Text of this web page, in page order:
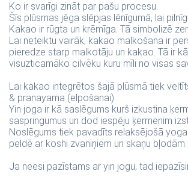
Ko ir svarīgi zināt par pašu procesu.
Šīs plūsmas jēga slēpjas lēnīgumā, lai
Kakao ir rūgta un krēmīga. Tā simbolizē
Lai neteiktu vairāk, kakao malkošana ir
pieredze starp malkotāju un kakao. Tā ir
visuzticamāko cilvēku kuru mīli no visas
Lai kakao integrētos šajā plūsmā tiek
& pranayama (elpošanai).
Yin joga ir kā saslēgums kurš izkustina
saspringumus un dod iespēju ķermenim
Noslēgums tiek pavadīts relaksējošā
peldē ar koshi zvaniņiem un skaņu bļodām.
Ja neesi pazīstams ar yin jogu, tad